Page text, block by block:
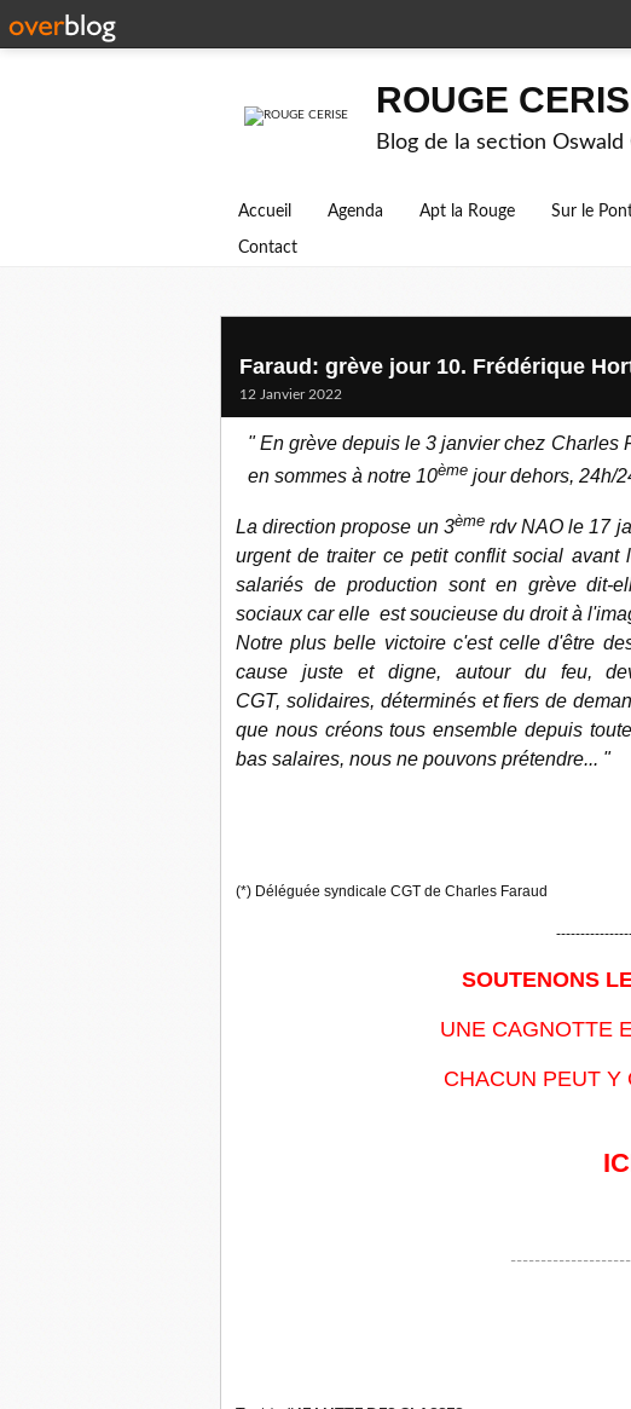
ROUGE
Blog de la section
Accueil Agenda Apt la Rouge Sur le
Contact
Faraud: grève jour 10. Frédérique
12 Janvier 2022
" En grève depuis le 3 janvier chez Charles
en sommes à notre 10ème jour dehors, 24h/
La direction propose un 3èmerdv NAO le 17
urgent de traiter ce petit conflit social
salariés de production sont en grève dit-
sociaux car elle est soucieuse du droit à
Notre plus belle victoire c'est celle d'être
cause juste et digne, autour du feu,
CGT, solidaires, déterminés et fiers de
que nous créons tous ensemble depuis
bas salaires, nous ne pouvons prétendre... "
(*) Déléguée syndicale CGT de Charles Faraud
SOUTENONS
UNE CAGNOTTE
CHACUN PEUT Y